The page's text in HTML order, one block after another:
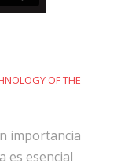
OF THE
importancia
es esencial